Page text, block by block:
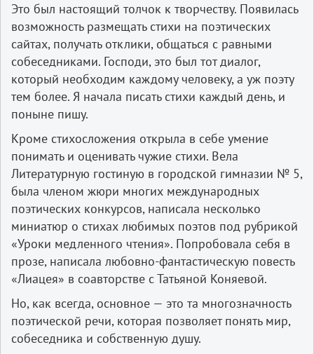
Это был настоящий толчок к творчеству. Появилась
возможность размещать стихи на поэтических
сайтах, получать отклики, общаться с равными
собеседниками. Господи, это был тот диалог,
который необходим каждому человеку, а уж поэту
тем более. Я начала писать стихи каждый день, и
поныне пишу.
Кроме стихосложения открыла в себе умение
понимать и оценивать чужие стихи. Вела
Литературную гостиную в городской гимназии № 5,
была членом жюри многих международных
поэтических конкурсов, написала несколько
миниатюр о стихах любимых поэтов под рубрикой
«Уроки медленного чтения». Попробовала себя в
прозе, написала любовно­-фантастическую повесть
«Лиацея» в соавторстве с Татьяной Коняевой.
Но, как всегда, основное — это та многозначность
поэтической речи, которая позволяет понять мир,
собеседника и собственную душу.